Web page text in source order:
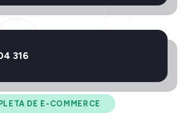
DE E-COMMERCE
316